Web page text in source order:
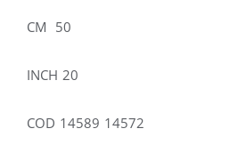
CM 50
INCH 20
COD 14589 14572